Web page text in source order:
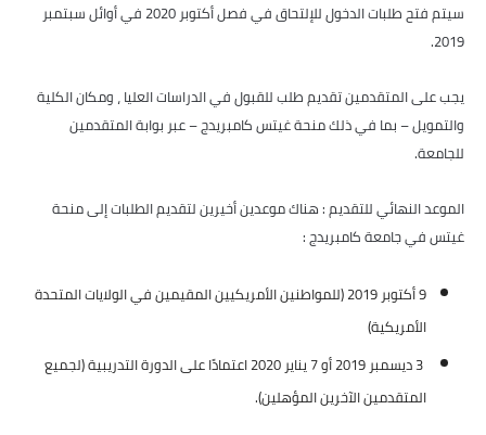
سيتم فتح طلبات الدخول للإلتحاق في فصل أكتوبر 2020 في أوائل سبتمبر
2019.
يجب على المتقدمين تقديم طلب للقبول في الدراسات العليا ، ومكان الكلية
والتمويل – بما في ذلك منحة غيتس كامبريدج – عبر بوابة المتقدمين
للجامعة.
الموعد النهائي للتقديم : هناك موعدين أخيرين لتقديم الطلبات إلى منحة
غيتس في جامعة كامبريدج :
9 أكتوبر 2019 (للمواطنين الأمريكيين المقيمين في الولايات المتحدة
الأمريكية)
3 ديسمبر 2019 أو 7 يناير 2020 اعتمادًا على الدورة التدريبية (لجميع
المتقدمين الآخرين المؤهلين).